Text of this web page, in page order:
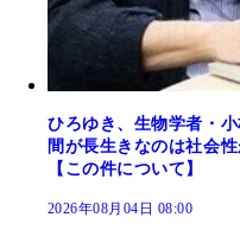
ひろゆき、生物学者・
間が長生きなのは社会
【この件について】
2026年08月04日 08:00